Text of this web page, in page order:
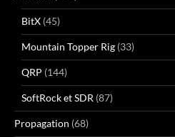
BitX (45)
Mountain Topper Rig (33)
QRP (144)
SoftRock et SDR (87)
Propagation (68)